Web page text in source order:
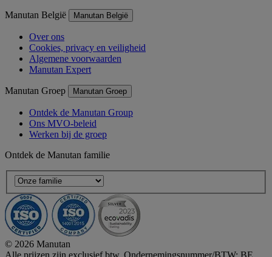
Manutan België Manutan België
Over ons
Cookies, privacy en veiligheid
Algemene voorwaarden
Manutan Expert
Manutan Groep Manutan Groep
Ontdek de Manutan Group
Ons MVO-beleid
Werken bij de groep
Ontdek de Manutan familie
© 2026 Manutan
Alle prijzen zijn exclusief btw. Ondernemingsnummer/BTW: BE